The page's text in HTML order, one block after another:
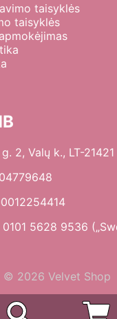
taisyklės
taisyklės
2, Valų k., LT-
5628 9536
© 2026 Velvet Shop